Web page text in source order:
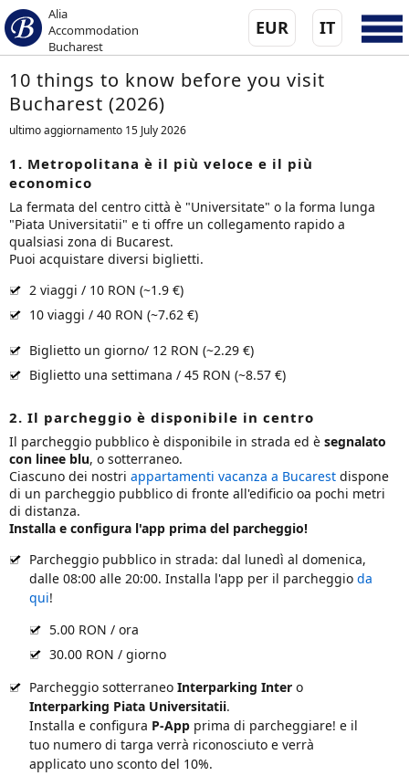
Alia
Accommodation
Bucharest
IT
EUR
10 things to know before you visit
Bucharest (2026)
ultimo aggiornamento 15 July 2026
1. Metropolitana è il più veloce e il più
economico
La fermata del centro città è "Universitate" o la forma lunga
"Piata Universitatii" e ti offre un collegamento rapido a
qualsiasi zona di Bucarest.
Puoi acquistare diversi biglietti.
2 viaggi / 10 RON (~1.9 €)
10 viaggi / 40 RON (~7.62 €)
Biglietto un giorno/ 12 RON (~2.29 €)
Biglietto una settimana / 45 RON (~8.57 €)
2. Il parcheggio è disponibile in centro
Il parcheggio pubblico è disponibile in strada ed è segnalato
con linee blu, o sotterraneo.
Ciascuno dei nostri appartamenti vacanza a Bucarest dispone
di un parcheggio pubblico di fronte all'edificio oa pochi metri
di distanza.
Installa e configura l'app prima del parcheggio!
Parcheggio pubblico in strada: dal lunedì al domenica,
dalle 08:00 alle 20:00. Installa l'app per il parcheggio da
qui!
5.00 RON / ora
30.00 RON / giorno
Parcheggio sotterraneo Interparking Inter o
Interparking Piata Universitatii.
Installa e configura P-App prima di parcheggiare! e il
tuo numero di targa verrà riconosciuto e verrà
applicato uno sconto del 10%.